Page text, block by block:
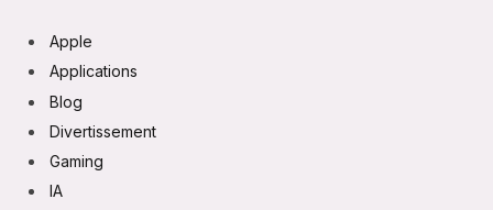
Apple
Applications
Blog
Divertissement
Gaming
IA